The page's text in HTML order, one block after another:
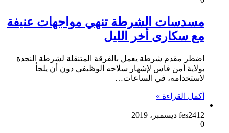
مسدسات الشرطة تنهي مواجهات عنيفة
مع سكارى أخر الليل
اضطر مقدم شرطة يعمل بالفرقة المتنقلة لشرطة النجدة
بولاية أمن فاس لإشهار سلاحه الوظيفي دون أن يلجأ
لاستخدامه، في الساعات…
أكمل القراءة »
fes2412 ديسمبر، 2019
0